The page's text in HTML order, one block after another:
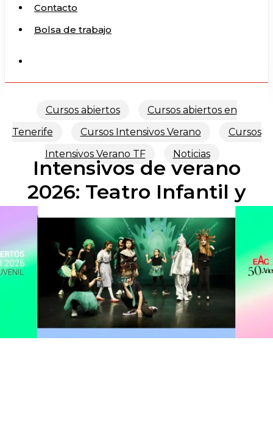
Contacto
Bolsa de trabajo
Cursos abiertos
Cursos abiertos en
Tenerife
Cursos Intensivos Verano
Cursos
Intensivos Verano TF
Noticias
Intensivos de verano
2026: Teatro Infantil y
Juvenil